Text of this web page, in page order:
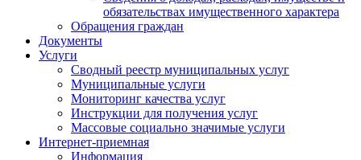
обязательствах имущественного характера
Обращения граждан
Документы
Услуги
Сводный реестр муниципальных услуг
Муниципальные услуги
Мониторинг качества услуг
Инструкции для получения услуг
Массовые социально значимые услуги
Интернет-приемная
Информация